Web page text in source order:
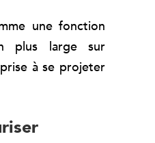
une fonction
plus large sur
à se projeter